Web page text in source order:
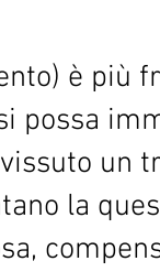
è più
possa
un
la